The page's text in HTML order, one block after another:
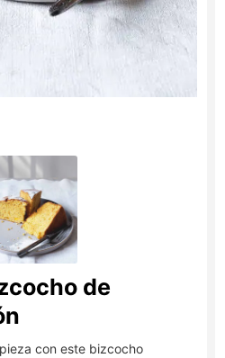
de
con este bizcocho